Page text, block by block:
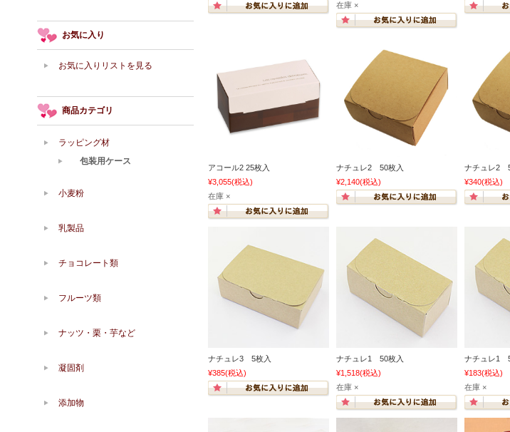
在庫 ×
アコール2 25枚入
¥3,055(税込)
在庫 ×
ナチュレ2 50枚入
¥2,140(税込)
ナチュレ2
¥340(税込)
ナチュレ3 5枚入
¥385(税込)
ナチュレ1 50枚入
¥1,518(税込)
在庫 ×
ナチュレ1
¥183(税込)
在庫 ×
お気に入り
お気に入りリストを見る
商品カテゴリ
ラッピング材
包装用ケース
小麦粉
乳製品
チョコレート類
フルーツ類
ナッツ・栗・芋など
凝固剤
添加物